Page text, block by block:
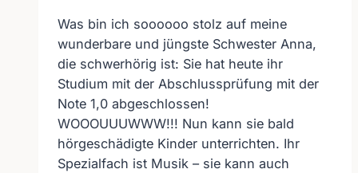
Was bin ich soooooo stolz auf meine
wunderbare und jüngste Schwester Anna,
die schwerhörig ist: Sie hat heute ihr
Studium mit der Abschlussprüfung mit der
Note 1,0 abgeschlossen!
WOOOUUUWWW!!! Nun kann sie bald
hörgeschädigte Kinder unterrichten. Ihr
Spezialfach ist Musik – sie kann auch